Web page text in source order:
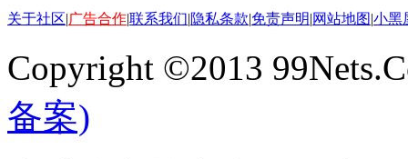
关于社区|广告合作|联系我们|隐私条款|免责声明|网站地图|小黑
Copyright ©2013
备案)